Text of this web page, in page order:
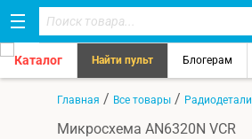
Каталог Найти пульт Блогерам
Главная / Все товары / Радиодетали
Микросхема AN6320N VCR